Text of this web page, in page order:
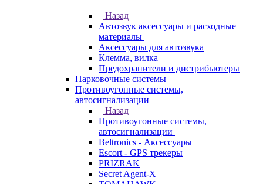
Назад
Автозвук аксессуары и расходные
материалы
Аксессуары для автозвука
Клемма, вилка
Предохранители и дистрибьютеры
Парковочные системы
Противоугонные системы,
автосигнализации
Назад
Противоугонные системы,
автосигнализации
Beltronics - Аксессуары
Escort - GPS трекеры
PRIZRAK
Secret Agent-X